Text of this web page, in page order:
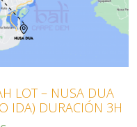
LOT – NUSA DUA
IDA) DURACIÓN 3H